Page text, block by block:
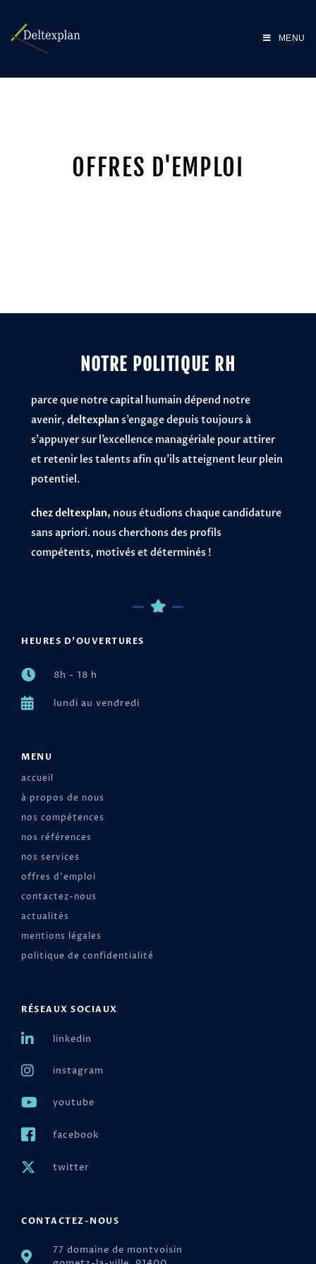
MENU
OFFRES D'EMPLOI​
NOTRE POLITIQUE RH
parce que notre capital humain dépend notre
avenir, deltexplan s’engage depuis toujours à
s’appuyer sur l’excellence managériale pour attirer
et retenir les talents afin qu’ils atteignent leur plein
potentiel.
chez deltexplan, nous étudions chaque candidature
sans apriori. nous cherchons des profils
compétents, motivés et déterminés !
CONTACTEZ-NOUS
77 domaine de montvoisin
RÉSEAUX SOCIAUX
linkedin
instagram
youtube
facebook
twitter
MENU
accueil
à propos de nous
nos compétences
nos références
nos services
offres d'emploi
contactez-nous
actualités
mentions légales
politique de confidentialité
HEURES D'OUVERTURES
8h - 18 h
lundi au vendredi